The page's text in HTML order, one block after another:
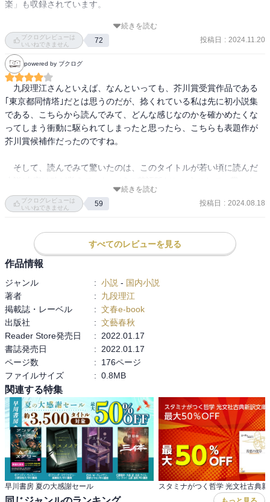
楽」も収録されています。
表題作「Schoolgirl」の主人公「私」は、母親と娘で視点が交互に
切り替わります。タワマンで暮らす母親は専業主婦(夫は出張中)で、
大の読書好き。一方、14歳の娘はインターナショナルスクール生
で、環境や社会問題に意識が高く、英語で発信する中学生YouTuber
です。
実際作中に太宰の「女生徒」が登場しますが、それだけでなく、
設定や物語の構造、語り口、アクセントになっている物や言葉、そ
して何よりも母と娘の感情の揺れ動きや葛藤など多くの共通点があ
に思うものの、いろいろと抱えています。娘は意識高い系で母親を
見下し、上手く関係性を築けません。母娘の関係は普遍的なのでし
となるのでした。物語の力ですかね。
もう一編の「悪い音楽」のレビューは割愛しますが、なかなか
「心」が伴わない中学女性音楽教師の話です。こちらも一気読みで
きるエンタメ性がありました。構成や筆致、あふれ出る言葉の煌め
きに引き込まれました。九段さんのその後の活躍を予感させる2作だ
と感じました。
続きを読む
ブクログレビューは
いいねできません
72 投稿日 : 2024.11.20
powered by ブクログ
九段理江さんといえば、なんといっても、芥川賞受賞作品である
｢東京都同情塔｣だとは思うのだが、捻くれている私は先に初小説集
である、こちらから読んでみて、どんな感じなのかを確かめたくな
ってしまう衝動に駆られてしまったと思ったら、こちらも表題作が
芥川賞候補作だったのですね。
そして、読んでみて驚いたのは、このタイトルが若い頃に読んだ
｢令和版『女生徒』｣と書いてある通り、現代の多様化した社会に於
いても依然変わらずに残り続ける、鬱屈とした雰囲気をシニカルに
果たすことで、それが母と娘との関係性の変わらない部分であった
り、思春期に胸に抱いた方もいるであろう、この世界に生まれてき
たことへの漠然とした不安感であったりといった、そうした普遍的
わらないものは確かに存在するのではないかと実感できたことが、
今を生きる人達にとって大きなひとすじの希望となるのではないか
と感じ、それを九段さんは『Awakening(目覚め)』に込めているよう
で、この言葉は本書に収録されたもう一つの作品、｢悪い音楽｣に登
場することからも、本書の共通するテーマ性を窺わせるものがあり
ました。
更に本好きにとって嬉しいことに、表題作では小説が嫌いな娘が
作品との出会いを介して、少しずつそれへの印象が変わっていく様
子を文学的に描いている点に、まるで小説と出会ったことは、新た
な自分への萌芽を表しているような素晴らしさでもあり、それは
『私とは別の思考を持った女の子が、頭の中に入り込んできて、私
を乗っ取っていく感じがする』といったフィクションなのに、とて
も臨場感のあるそうした感覚は、まさに小説ならではの内から湧い
てくるリアルさなのだと感じ、彼女は最初『小説は現実逃避のため
の読み物でしかなく』と言っていましたが、小説はそれを読むこと
で元気をもらって現実世界を生きる活力にもなりますし、そもそも
続きを読む
ブクログレビューは
いいねできません
59 投稿日 : 2024.08.18
すべてのレビューを見る
作品情報
ジャンル : 小説 - 国内小説
著者
:
九段理江
掲載誌・レーベル
: 文春e-book
出版社
: 文藝春秋
Reader Store発売日
:
2022.01.17
書誌発売日
:
2022.01.17
ページ数
:
176ページ
ファイルサイズ
: 0.8MB
関連する特集
早川書房 夏の大感謝セール